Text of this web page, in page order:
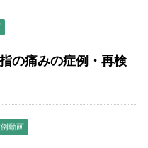
の痛みの症例・再検
動画